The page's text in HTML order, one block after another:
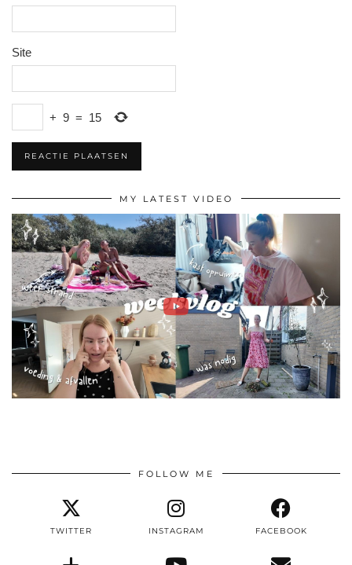
Site
+ 9 = 15
MY LATEST VIDEO
FOLLOW ME
TWITTER INSTAGRAM FACEBOOK